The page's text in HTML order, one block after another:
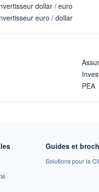
dollar / euro
euro / dollar
PEA
Guides et
Solutions pour la